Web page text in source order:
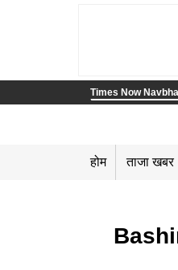
Times Now
होम ताजा खबर
Bashir